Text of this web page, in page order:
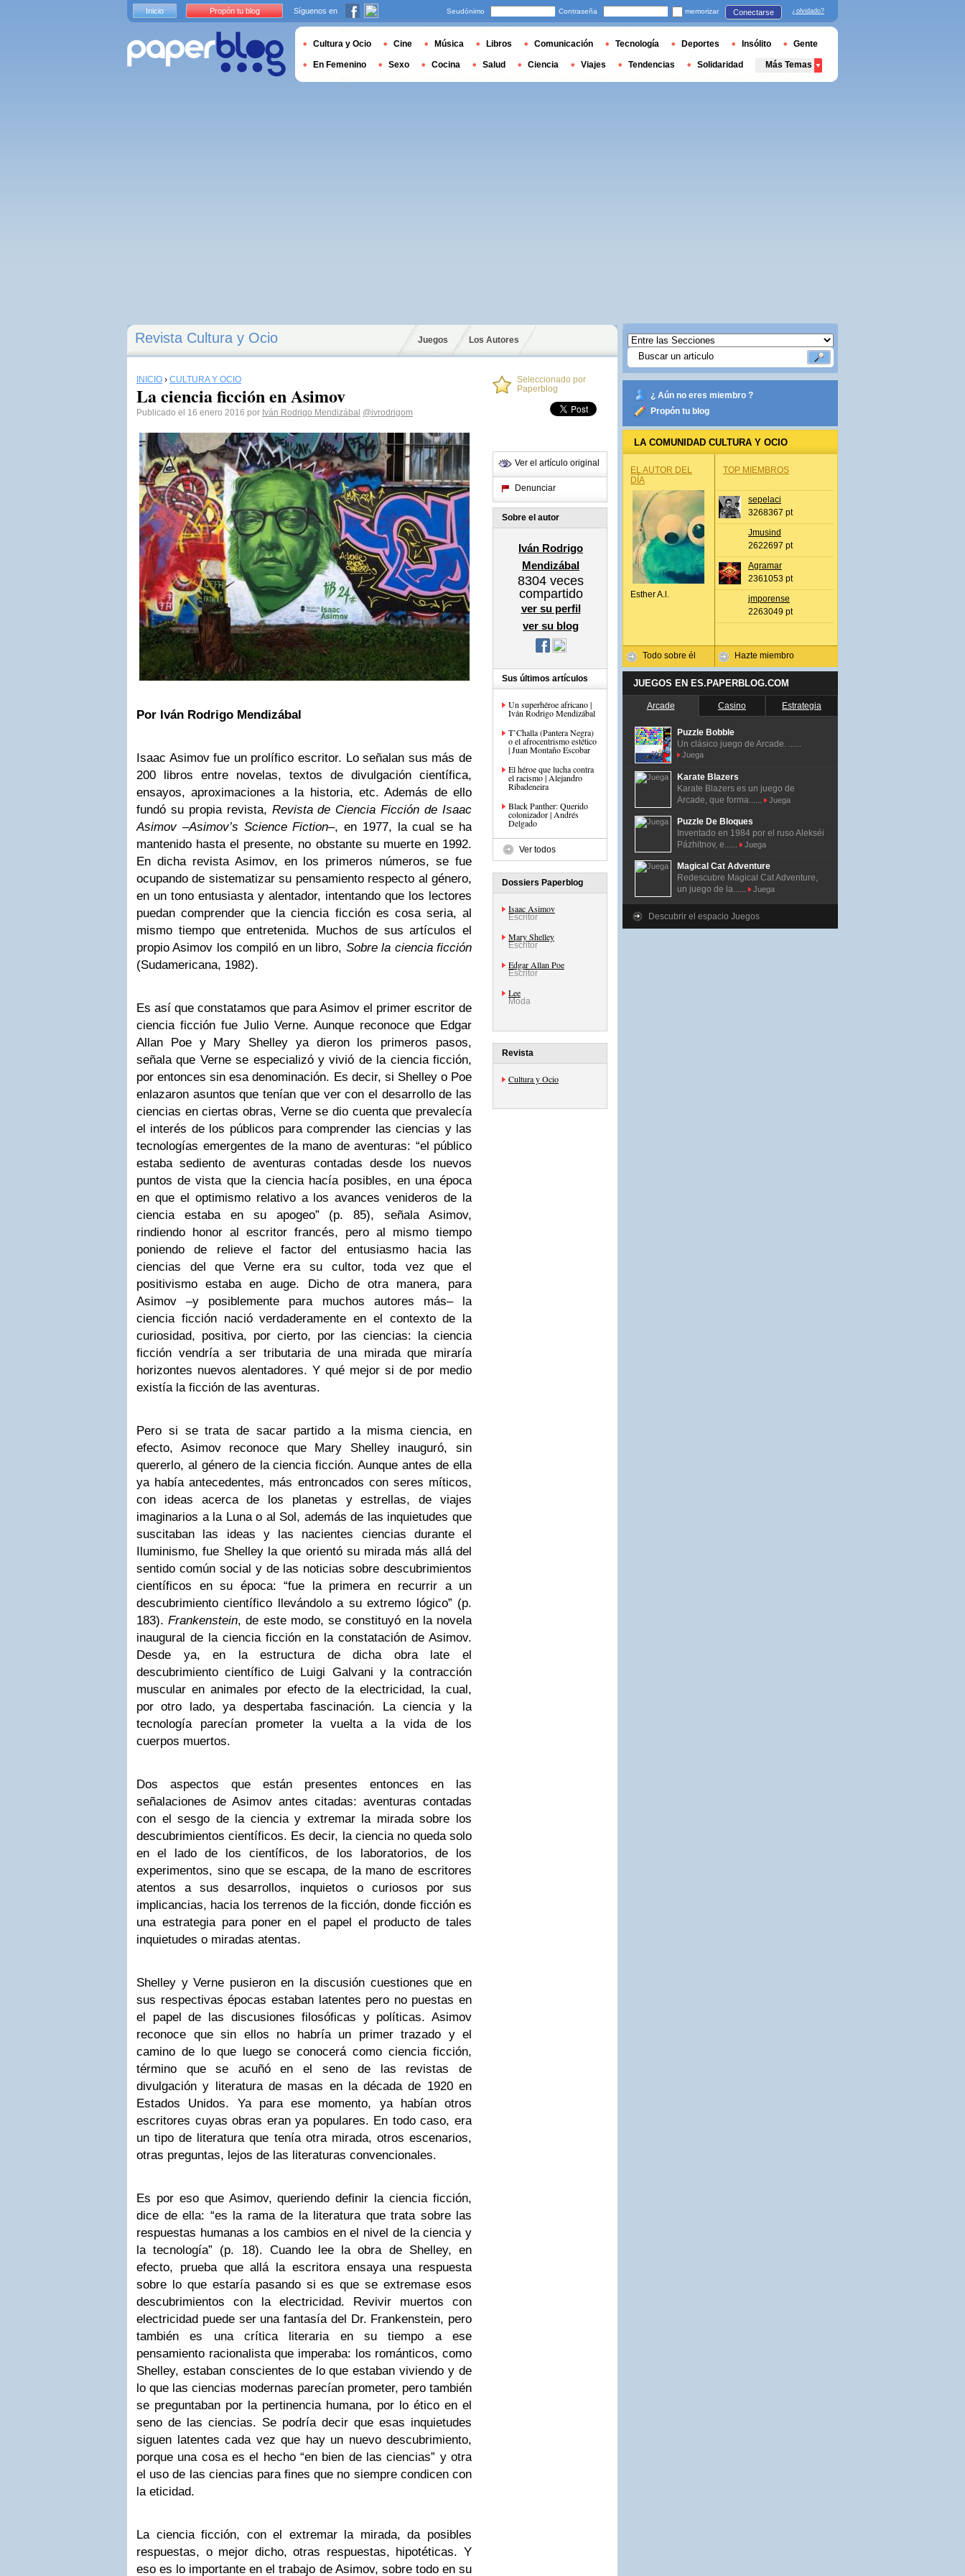
Revista Cultura y Ocio Juegos Los Autores
INICIO › CULTURA Y OCIO
La ciencia ficción en Asimov
Publicado el 16 enero 2016 por Iván Rodrigo Mendizábal @ivrodrigom
Por Iván Rodrigo Mendizábal
Isaac Asimov fue un prolífico escritor. Lo señalan sus más de
200 libros entre novelas, textos de divulgación científica,
ensayos, aproximaciones a la historia, etc. Además de ello
fundó su propia revista, Revista de Ciencia Ficción de Isaac
Asimov –Asimov’s Science Fiction–, en 1977, la cual se ha
mantenido hasta el presente, no obstante su muerte en 1992.
En dicha revista Asimov, en los primeros números, se fue
ocupando de sistematizar su pensamiento respecto al género,
en un tono entusiasta y alentador, intentando que los lectores
puedan comprender que la ciencia ficción es cosa seria, al
mismo tiempo que entretenida. Muchos de sus artículos el
propio Asimov los compiló en un libro, Sobre la ciencia ficción
(Sudamericana, 1982).
Es así que constatamos que para Asimov el primer escritor de
ciencia ficción fue Julio Verne. Aunque reconoce que Edgar
Allan Poe y Mary Shelley ya dieron los primeros pasos,
señala que Verne se especializó y vivió de la ciencia ficción,
por entonces sin esa denominación. Es decir, si Shelley o Poe
enlazaron asuntos que tenían que ver con el desarrollo de las
ciencias en ciertas obras, Verne se dio cuenta que prevalecía
el interés de los públicos para comprender las ciencias y las
tecnologías emergentes de la mano de aventuras: “el público
estaba sediento de aventuras contadas desde los nuevos
puntos de vista que la ciencia hacía posibles, en una época
en que el optimismo relativo a los avances venideros de la
ciencia estaba en su apogeo” (p. 85), señala Asimov,
rindiendo honor al escritor francés, pero al mismo tiempo
poniendo de relieve el factor del entusiasmo hacia las
ciencias del que Verne era su cultor, toda vez que el
positivismo estaba en auge. Dicho de otra manera, para
Asimov –y posiblemente para muchos autores más– la
ciencia ficción nació verdaderamente en el contexto de la
curiosidad, positiva, por cierto, por las ciencias: la ciencia
ficción vendría a ser tributaria de una mirada que miraría
horizontes nuevos alentadores. Y qué mejor si de por medio
existía la ficción de las aventuras.
Pero si se trata de sacar partido a la misma ciencia, en
efecto, Asimov reconoce que Mary Shelley inauguró, sin
quererlo, al género de la ciencia ficción. Aunque antes de ella
ya había antecedentes, más entroncados con seres míticos,
con ideas acerca de los planetas y estrellas, de viajes
imaginarios a la Luna o al Sol, además de las inquietudes que
suscitaban las ideas y las nacientes ciencias durante el
Iluminismo, fue Shelley la que orientó su mirada más allá del
sentido común social y de las noticias sobre descubrimientos
científicos en su época: “fue la primera en recurrir a un
descubrimiento científico llevándolo a su extremo lógico” (p.
183).Frankenstein, de este modo, se constituyó en la novela
inaugural de la ciencia ficción en la constatación de Asimov.
Desde ya, en la estructura de dicha obra late el
descubrimiento científico de Luigi Galvani y la contracción
muscular en animales por efecto de la electricidad, la cual,
por otro lado, ya despertaba fascinación. La ciencia y la
tecnología parecían prometer la vuelta a la vida de los
cuerpos muertos.
Dos aspectos que están presentes entonces en las
señalaciones de Asimov antes citadas: aventuras contadas
con el sesgo de la ciencia y extremar la mirada sobre los
descubrimientos científicos. Es decir, la ciencia no queda solo
en el lado de los científicos, de los laboratorios, de los
experimentos, sino que se escapa, de la mano de escritores
atentos a sus desarrollos, inquietos o curiosos por sus
implicancias, hacia los terrenos de la ficción, donde ficción es
una estrategia para poner en el papel el producto de tales
inquietudes o miradas atentas.
Shelley y Verne pusieron en la discusión cuestiones que en
sus respectivas épocas estaban latentes pero no puestas en
el papel de las discusiones filosóficas y políticas. Asimov
reconoce que sin ellos no habría un primer trazado y el
camino de lo que luego se conocerá como ciencia ficción,
término que se acuñó en el seno de las revistas de
divulgación y literatura de masas en la década de 1920 en
Estados Unidos. Ya para ese momento, ya habían otros
escritores cuyas obras eran ya populares. En todo caso, era
un tipo de literatura que tenía otra mirada, otros escenarios,
otras preguntas, lejos de las literaturas convencionales.
Es por eso que Asimov, queriendo definir la ciencia ficción,
dice de ella: “es la rama de la literatura que trata sobre las
respuestas humanas a los cambios en el nivel de la ciencia y
la tecnología” (p. 18). Cuando lee la obra de Shelley, en
efecto, prueba que allá la escritora ensaya una respuesta
sobre lo que estaría pasando si es que se extremase esos
descubrimientos con la electricidad. Revivir muertos con
electricidad puede ser una fantasía del Dr. Frankenstein, pero
también es una crítica literaria en su tiempo a ese
pensamiento racionalista que imperaba: los románticos, como
Shelley, estaban conscientes de lo que estaban viviendo y de
lo que las ciencias modernas parecían prometer, pero también
se preguntaban por la pertinencia humana, por lo ético en el
seno de las ciencias. Se podría decir que esas inquietudes
siguen latentes cada vez que hay un nuevo descubrimiento,
porque una cosa es el hecho “en bien de las ciencias” y otra
el uso de las ciencias para fines que no siempre condicen con
la eticidad.
La ciencia ficción, con el extremar la mirada, da posibles
respuestas, o mejor dicho, otras respuestas, hipotéticas. Y
eso es lo importante en el trabajo de Asimov, sobre todo en su
Seleccionado por
Paperblog
Ver el artículo original
Denunciar
Sobre el autor
Iván Rodrigo
Mendizábal
8304 veces
compartido
ver su perfil
ver su blog
Sus últimos artículos
Un superhéroe africano |
Iván Rodrigo Mendizábal
T’Challa (Pantera Negra)
o el afrocentrismo estético
| Juan Montaño Escobar
El héroe que lucha contra
el racismo | Alejandro
Ribadeneira
Black Panther: Querido
colonizador | Andrés
Delgado
Ver todos
Dossiers Paperblog
Isaac Asimov
Escritor
Mary Shelley
Escritor
Edgar Allan Poe
Escritor
Lee
Moda
Revista
Cultura y Ocio
¿ Aún no eres miembro ?
Propón tu blog
LA COMUNIDAD CULTURA Y OCIO
EL AUTOR DEL
DÍA
Esther A.l.
Todo sobre él
TOP MIEMBROS
sepelaci
3268367 pt
Jmusind
2622697 pt
Agramar
2361053 pt
jmporense
2263049 pt
Hazte miembro
JUEGOS EN ES.PAPERBLOG.COM
Arcade Casino Estrategia
Puzzle Bobble
Un clásico juego de Arcade. ......
Juega
Karate Blazers
Karate Blazers es un juego de
Arcade, que forma......
Juega
Puzzle De Bloques
Inventado en 1984 por el ruso Alekséi
Pázhitnov, e......
Juega
Magical Cat Adventure
Redescubre Magical Cat Adventure,
un juego de la......
Juega
Descubrir el espacio Juegos
Inicio Propón tu blog Síguenos en Seudónimo Contraseña memorizar Conectarse ¿olvidado?
Cultura y Ocio Cine Música Libros Comunicación Tecnología Deportes Insólito Gente
En Femenino Sexo Cocina Salud Ciencia Viajes Tendencias Solidaridad Más Temas